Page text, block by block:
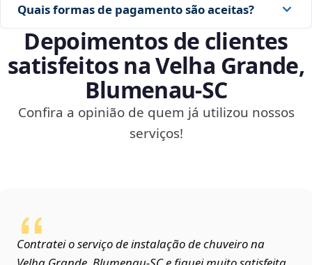
Quais formas de pagamento são aceitas?
Depoimentos de clientes
satisfeitos na Velha Grande,
Blumenau‑SC
Confira a opinião de quem já utilizou nossos
serviços!
Contratei o serviço de instalação de chuveiro na